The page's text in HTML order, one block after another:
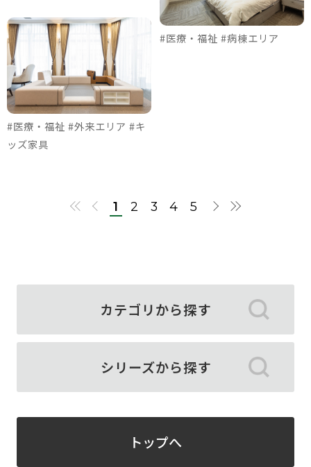
#医療・福祉 #外来エリア #キ
ッズ家具
#医療・福祉 #病棟エリア
1 2 3 4 5
カテゴリから探す
シリーズから探す
トップへ